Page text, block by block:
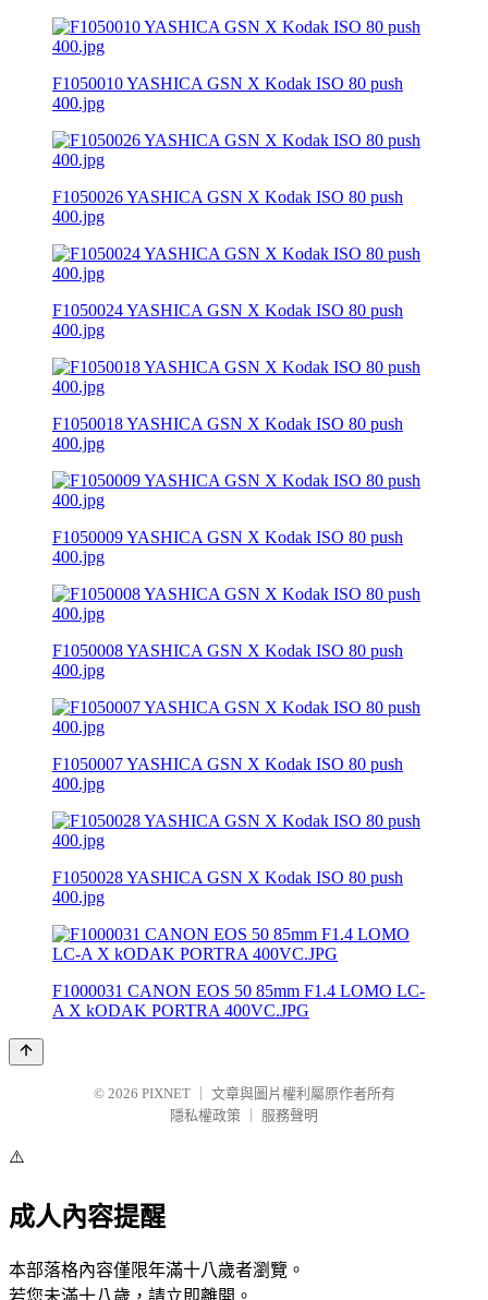
F1050010 YASHICA GSN X Kodak ISO 80 push
400.jpg
F1050026 YASHICA GSN X Kodak ISO 80 push
400.jpg
F1050024 YASHICA GSN X Kodak ISO 80 push
400.jpg
F1050018 YASHICA GSN X Kodak ISO 80 push
400.jpg
F1050009 YASHICA GSN X Kodak ISO 80 push
400.jpg
F1050008 YASHICA GSN X Kodak ISO 80 push
400.jpg
F1050007 YASHICA GSN X Kodak ISO 80 push
400.jpg
F1050028 YASHICA GSN X Kodak ISO 80 push
400.jpg
F1000031 CANON EOS 50 85mm F1.4 LOMO LC-
A X kODAK PORTRA 400VC.JPG
© 2026 PIXNET
文章與圖片權利屬原作者所有
隱私權政策
服務聲明
⚠️
成人內容提醒
本部落格內容僅限年滿十八歲者瀏覽。
若您未滿十八歲，請立即離開。